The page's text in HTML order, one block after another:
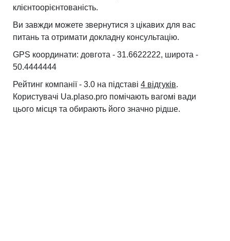
клієнтоорієнтованість.
Ви завжди можете звернутися з цікавих для вас
питань та отримати докладну консультацію.
GPS координати: довгота - 31.6622222, широта -
50.4444444
Рейтинг компанії - 3.0 на підставі 4 відгуків.
Користувачі Ua.plaso.pro помічають вагомі вади
цього місця та обирають його значно рідше.